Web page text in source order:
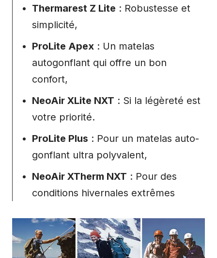
Thermarest Z Lite : Robustesse et
simplicité,
ProLite Apex : Un matelas
autogonflant qui offre un bon
confort,
NeoAir XLite NXT : Si la légèreté est
votre priorité.
ProLite Plus : Pour un matelas auto-
gonflant ultra polyvalent,
NeoAir XTherm NXT : Pour des
conditions hivernales extrêmes